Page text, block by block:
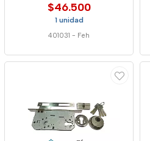
$46.500
1 unidad
401031 - Feh